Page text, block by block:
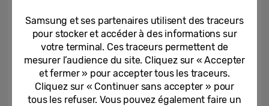
01-06-2018
Samsung et ses partenaires utilisent des traceurs
pour stocker et accéder à des informations sur
votre terminal. Ces traceurs permettent de
mesurer l’audience du site. Cliquez sur « Accepter
et fermer » pour accepter tous les traceurs.
Cliquez sur « Continuer sans accepter » pour
tous les refuser. Vous pouvez également faire un